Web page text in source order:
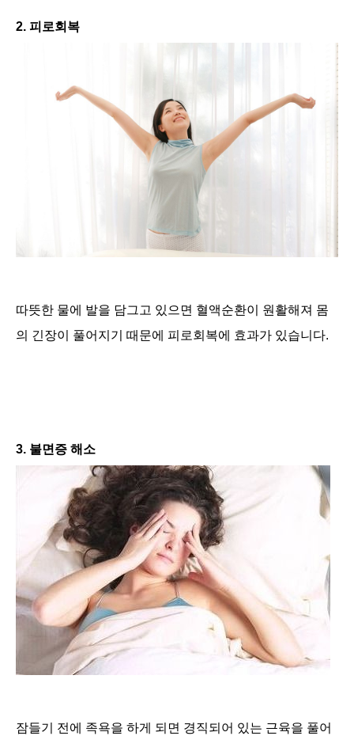
2. 피로회복
따뜻한 물에 발을 담그고 있으면 혈액순환이 원활해져 몸
의 긴장이 풀어지기 때문에 피로회복에 효과가 있습니다.
3. 불면증 해소
잠들기 전에 족욕을 하게 되면 경직되어 있는 근육을 풀어